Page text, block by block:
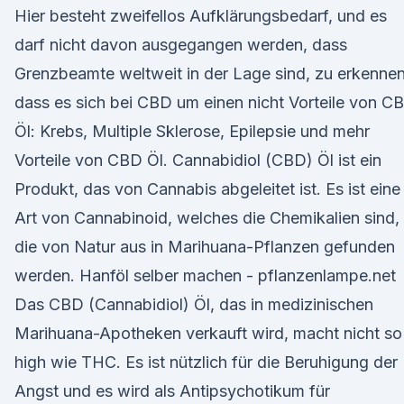
Hier besteht zweifellos Aufklärungsbedarf, und es
darf nicht davon ausgegangen werden, dass
Grenzbeamte weltweit in der Lage sind, zu
dass es sich bei CBD um einen nicht Vorteile von
Öl: Krebs, Multiple Sklerose, Epilepsie und mehr
Vorteile von CBD Öl. Cannabidiol (CBD) Öl ist ein
Produkt, das von Cannabis abgeleitet ist. Es ist eine
Art von Cannabinoid, welches die Chemikalien sind,
die von Natur aus in Marihuana-Pflanzen gefunden
werden. Hanföl selber machen - pflanzenlampe.net
Das CBD (Cannabidiol) Öl, das in medizinischen
Marihuana-Apotheken verkauft wird, macht nicht so
high wie THC. Es ist nützlich für die Beruhigung der
Angst und es wird als Antipsychotikum für